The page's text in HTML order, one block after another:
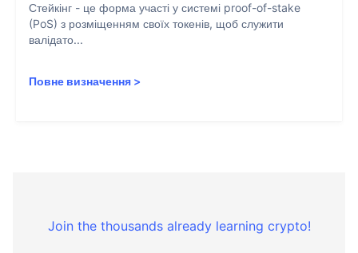
Стейкінг - це форма участі у системі proof-of-stake
(PoS) з розміщенням своїх токенів, щоб служити
валідато...
Повне визначення >
Join the thousands already learning crypto!